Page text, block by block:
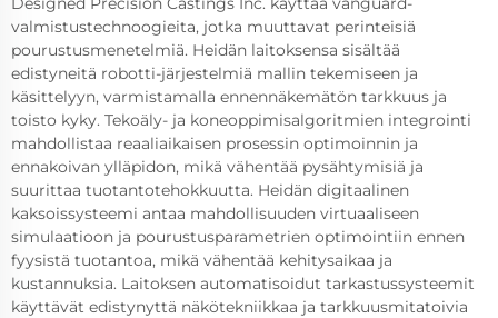
valmistustechnoogieita, jotka muuttavat perinteisiä
pourustusmenetelmiä. Heidän laitoksensa sisältää
edistyneitä robotti-järjestelmiä mallin tekemiseen ja
käsittelyyn, varmistamalla ennennäkemätön tarkkuus ja
toisto kyky. Tekoäly- ja koneoppimisalgoritmien integrointi
mahdollistaa reaaliaikaisen prosessin optimoinnin ja
ennakoivan ylläpidon, mikä vähentää pysähtymisiä ja
suurittaa tuotantotehokkuutta. Heidän digitaalinen
kaksoissysteemi antaa mahdollisuuden virtuaaliseen
simulaatioon ja pourustusparametrien optimointiin ennen
fyysistä tuotantoa, mikä vähentää kehitysaikaa ja
kustannuksia. Laitoksen automatisoidut tarkastussysteemit
käyttävät edistynyttä näkötekniikkaa ja tarkkuusmitatoivia